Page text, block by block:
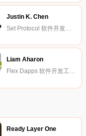
Justin K. Chen
Liam Aharon
Flex Dapps 软件开发工程师。
Ready Layer One